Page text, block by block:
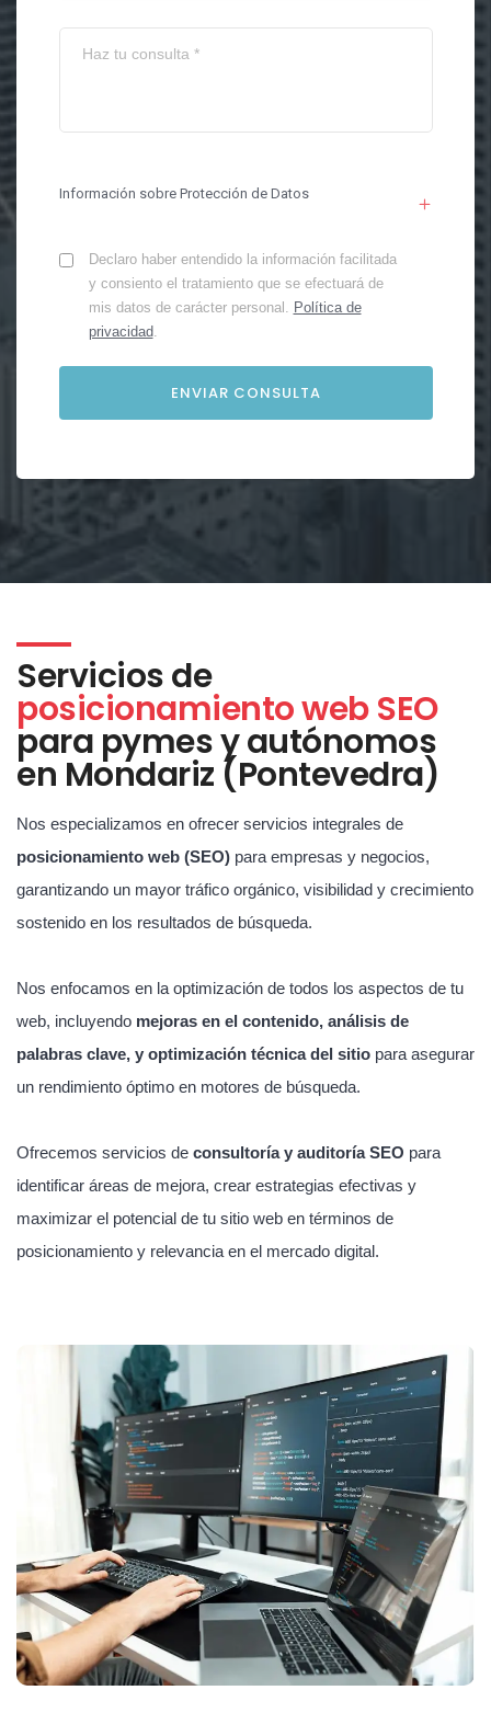
Información sobre Protección de Datos
Declaro haber entendido la información facilitada
y consiento el tratamiento que se efectuará de
mis datos de carácter personal. Política de
privacidad.
Servicios de
posicionamiento web SEO
para pymes y autónomos
en Mondariz (Pontevedra)
Nos especializamos en ofrecer servicios integrales de
posicionamiento web (SEO) para empresas y negocios,
garantizando un mayor tráfico orgánico, visibilidad y crecimiento
sostenido en los resultados de búsqueda.
Nos enfocamos en la optimización de todos los aspectos de tu
web, incluyendo mejoras en el contenido, análisis de
palabras clave, y optimización técnica del sitio para asegurar
un rendimiento óptimo en motores de búsqueda.
Ofrecemos servicios de consultoría y auditoría SEO para
identificar áreas de mejora, crear estrategias efectivas y
maximizar el potencial de tu sitio web en términos de
posicionamiento y relevancia en el mercado digital.